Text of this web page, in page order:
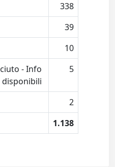
338
39
10
- Info
5
2
1.138